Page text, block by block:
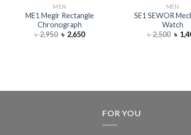
MEN
ME1 Megir Rectangle
Chronograph
৳2,950 ৳ 2,650
MEN
SE1 SEWOR
Watch
৳2,500 ৳
FOR YOU